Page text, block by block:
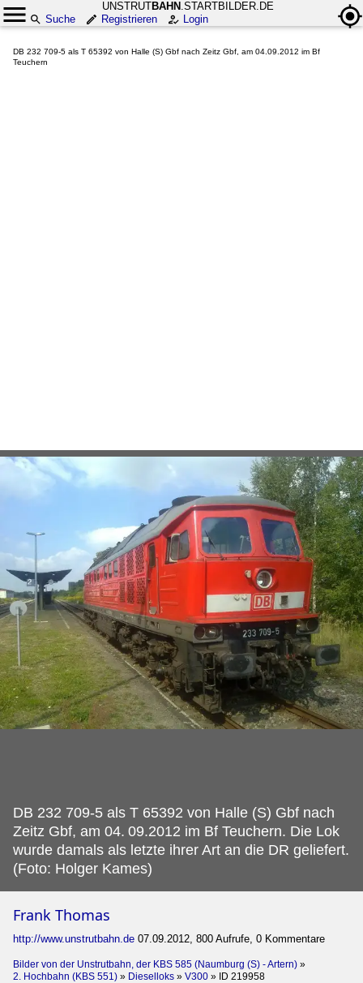
UNSTRUTBAHN .STARTBILDER.DE
Suche
Registrieren Login
DB 232 709-5 als T 65392 von Halle (S) Gbf nach Zeitz Gbf, am 04.09.2012 im Bf
Teuchern
DB 232 709-5 als T 65392 von Halle (S) Gbf nach
Zeitz Gbf, am 04. 09.2012 im Bf Teuchern. Die Lok
wurde damals als letzte ihrer Art an die DR geliefert.
(Foto: Holger Kames)
Frank Thomas
http://www.unstrutbahn.de 07.09.2012, 800 Aufrufe, 0 Kommentare
Bilder von der Unstrutbahn, der KBS 585 (Naumburg (S) - Artern) »
2. Hochbahn (KBS 551) » Dieselloks » V300 » ID 219958